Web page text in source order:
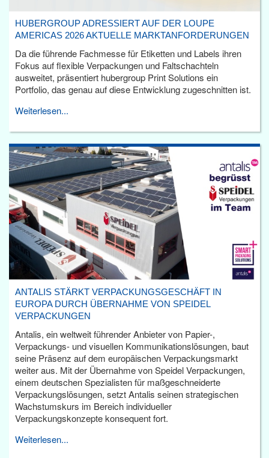
HUBERGROUP ADRESSIERT AUF DER LOUPE
AMERICAS 2026 AKTUELLE MARKTANFORDERUNGEN
Da die führende Fachmesse für Etiketten und Labels ihren
Fokus auf flexible Verpackungen und Faltschachteln
ausweitet, präsentiert hubergroup Print Solutions ein
Portfolio, das genau auf diese Entwicklung zugeschnitten ist.
Weiterlesen...
ANTALIS STÄRKT VERPACKUNGSGESCHÄFT IN
EUROPA DURCH ÜBERNAHME VON SPEIDEL
VERPACKUNGEN
Antalis, ein weltweit führender Anbieter von Papier-,
Verpackungs- und visuellen Kommunikationslösungen, baut
seine Präsenz auf dem europäischen Verpackungsmarkt
weiter aus. Mit der Übernahme von Speidel Verpackungen,
einem deutschen Spezialisten für maßgeschneiderte
Verpackungslösungen, setzt Antalis seinen strategischen
Wachstumskurs im Bereich individueller
Verpackungskonzepte konsequent fort.
Weiterlesen...